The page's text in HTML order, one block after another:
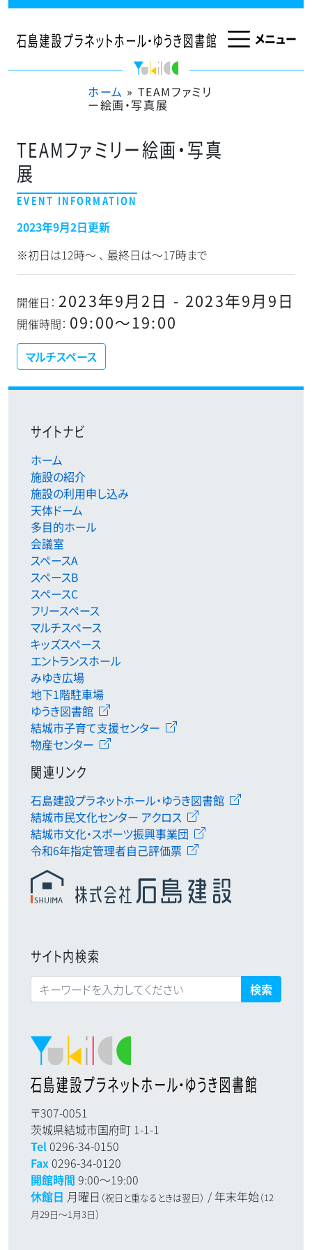
メインナビゲーション
ホーム » TEAMファミリ
ー絵画・写真展
TEAMファミリー絵画・写真
展
2023年9月2日更新
※初日は12時～ 、 最終日は～17時まで
開催日： 2023年9月2日 - 2023年9月9日
開催時間： 09:00〜19:00
マルチスペース
サイトナビ
ホーム
施設の紹介
施設の利用申し込み
天体ドーム
多目的ホール
会議室
スペースA
スペースB
スペースC
フリースペース
マルチスペース
キッズスペース
エントランスホール
みゆき広場
地下1階駐車場
ゆうき図書館
結城市子育て支援センター
物産センター
関連リンク
石島建設プラネットホール・ゆうき図書館
結城市民文化センター アクロス
結城市文化・スポーツ振興事業団
令和6年指定管理者自己評価票
サイト内検索
検索:
〒307-0051
茨城県結城市国府町 1-1-1
Tel0296-34-0150
Fax 0296-34-0120
開館時間 9:00～19:00
休館日 月曜日 （祝日と重なるときは翌日） / 年末年始（12
月29日～1月3日）